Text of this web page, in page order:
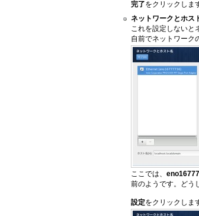
完了をクリックしま
ネットワークとホス
これを設定しないと
自前でネットワーク
ここでは、
前のようです。どう
設定をクリックしま